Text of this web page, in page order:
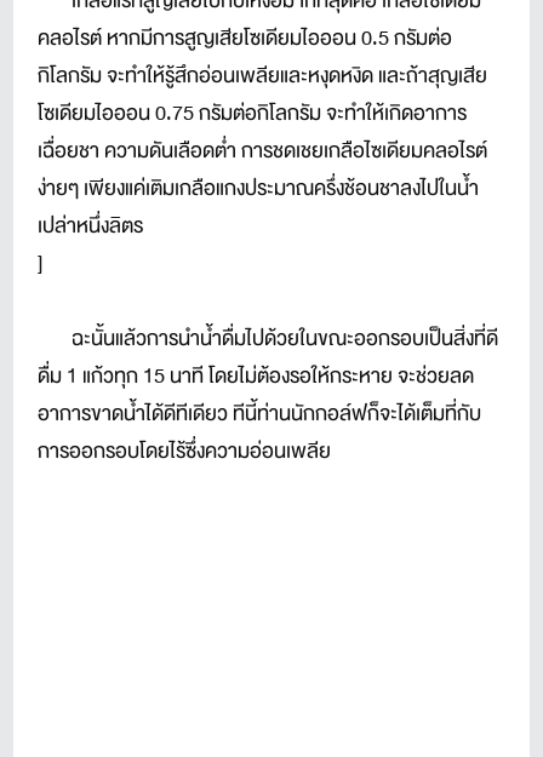
คลอไรต์ หากมีการสูญเสียโซเดียมไอออน 0.5 กรัมต่อ
กิโลกรัม จะทำให้รู้สึกอ่อนเพลียและหงุดหงิด และถ้าสุญเสีย
โซเดียมไอออน 0.75 กรัมต่อกิโลกรัม จะทำให้เกิดอาการ
เฉื่อยชา ความดันเลือดต่ำ การชดเชยเกลือไซเดียมคลอไรต์
ง่ายๆ เพียงแค่เติมเกลือแกงประมาณครึ่งช้อนชาลงไปในน้ำ
เปล่าหนึ่งลิตร
]
ฉะนั้นแล้วการนำน้ำดื่มไปด้วยในขณะออกรอบเป็นสิ่งที่ดี
ดื่ม 1 แก้วทุก 15 นาที โดยไม่ต้องรอให้กระหาย จะช่วยลด
อาการขาดน้ำได้ดีทีเดียว ทีนี้ท่านนักกอล์ฟก็จะได้เต็มที่กับ
การออกรอบโดยไร้ซึ่งความอ่อนเพลีย